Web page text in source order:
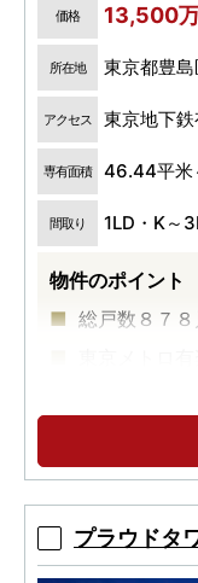
価格 13,500
所在地 東京都豊
アクセス 東京地下
専有面積 46.44平米
間取り 1LD・K～
物件のポイント
総戸数８７８
東京メトロ
JR山手線池
プラウドタ